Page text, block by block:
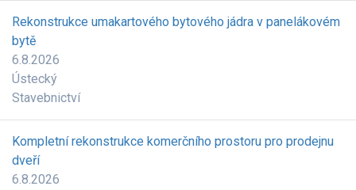
Rekonstrukce umakartového bytového jádra v panelákovém
bytě
6.8.2026
Ústecký
Stavebnictví
Kompletní rekonstrukce komerčního prostoru pro prodejnu
dveří
6.8.2026